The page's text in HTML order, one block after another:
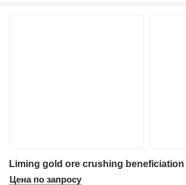
Liming gold ore crushing beneficiation
Цена по запросу